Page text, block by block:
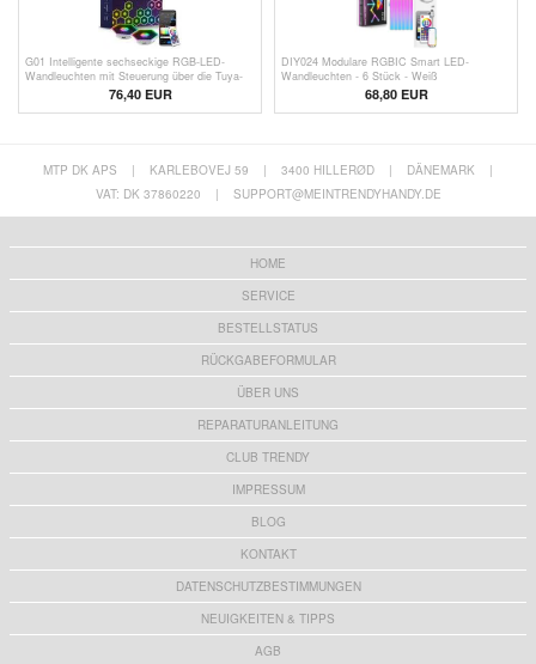
G01 Intelligente sechseckige RGB-LED-
Wandleuchten mit Steuerung über die Tuya-
und Smart Life-App - 15 Stück
76,40 EUR
DIY024 Modulare RGBIC Smart LED-
Wandleuchten - 6 Stück - Weiß
68,80 EUR
MTP DK APS | KARLEBOVEJ 59 | 3400 HILLERØD | DÄNEMARK
|
VAT: DK 37860220
| SUPPORT@MEINTRENDYHANDY.DE
HOME
SERVICE
BESTELLSTATUS
RÜCKGABEFORMULAR
ÜBER UNS
REPARATURANLEITUNG
CLUB TRENDY
IMPRESSUM
BLOG
KONTAKT
DATENSCHUTZBESTIMMUNGEN
NEUIGKEITEN & TIPPS
AGB